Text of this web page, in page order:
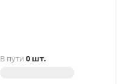
В пути 0 шт.